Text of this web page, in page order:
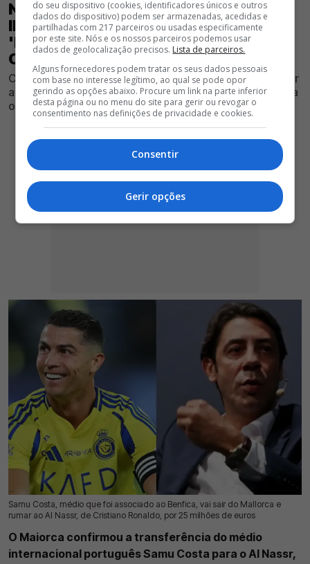
NEGÓCIO FECHADO! MÉDIO QUE
INTERESSAVA O BENFICA É
'ROUBADO' POR AL NASSR DE
CRISTIANO RONALDO
Centro-campista que foi associado ao Benfica vai rumar
ao atual campeão da Arábia Saudita, onde também joga
o compatriota João Félix
Samu Costa, médio que foi associado ao Benfica, vai sair do Mallorca e
rumar ao Al Nassr, de Cristiano Ronaldo, por 25 milhões de euros
22 Jul 2026 | 13:05 | 0
O Maiorca confirmou a transferência do médio
internacional português Samu Costa para o Al Nassr,
do seu dispositivo (cookies, identificadores únicos e outros
dados do dispositivo) podem ser armazenadas, acedidas e
partilhadas com 217 parceiros ou usadas especificamente
por este site. Nós e os nossos parceiros podemos usar
dados de geolocalização precisos. Lista de parceiros.
Alguns fornecedores podem tratar os seus dados pessoais
com base no interesse legítimo, ao qual se pode opor
gerindo as opções abaixo. Procure um link na parte inferior
desta página ou no menu do site para gerir ou revogar o
consentimento nas definições de privacidade e cookies.
Consentir
Gerir opções